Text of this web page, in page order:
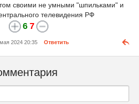
своими не умными "шпильками" и
телевидения РФ
6 7
2024 20:35 Ответить